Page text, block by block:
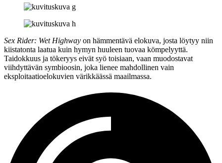
Sex Rider: Wet Highway on hämmentävä elokuva, josta löytyy niin
kiistatonta laatua kuin hymyn huuleen tuovaa kömpelyyttä.
Taidokkuus ja tökeryys eivät syö toisiaan, vaan muodostavat
viihdyttävän symbioosin, joka lienee mahdollinen vain
eksploitaatioelokuvien värikkäässä maailmassa.